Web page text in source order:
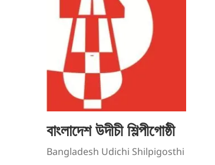
বাংলাদেশ উদীচী শিল্পীগোষ্ঠী
Bangladesh Udichi Shilpigosthi